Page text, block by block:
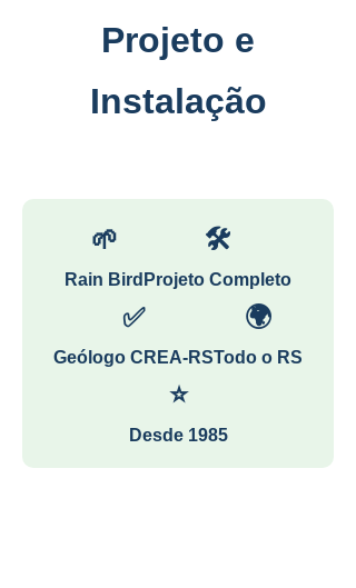
Projeto e
Instalação
🌱
Rain Bird
🛠
Projeto Completo
✅
Geólogo CREA-RS
🌍
Todo o RS
⭐
Desde 1985